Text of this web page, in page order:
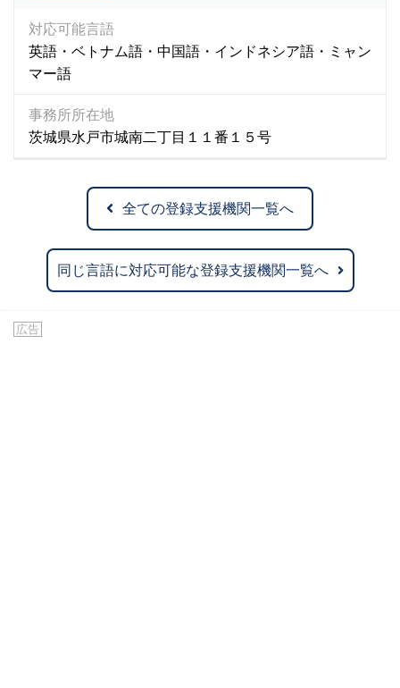
対応可能言語
英語・ベトナム語・中国語・インドネシア語・ミャン
マー語
事務所所在地
茨城県水戸市城南二丁目１１番１５号
全ての登録支援機関一覧へ
同じ言語に対応可能な登録支援機関一覧へ
広告